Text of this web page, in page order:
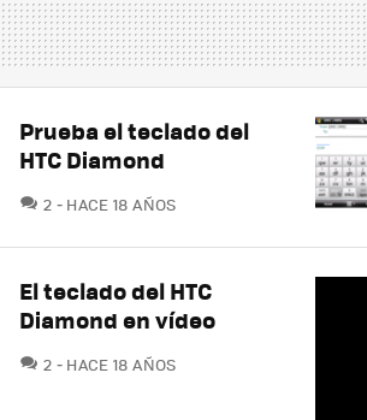
Prueba el teclado del
HTC Diamond
2 COMENTARIOS
HACE 18 AÑOS
El teclado del HTC
Diamond en vídeo
2 COMENTARIOS
HACE 18 AÑOS